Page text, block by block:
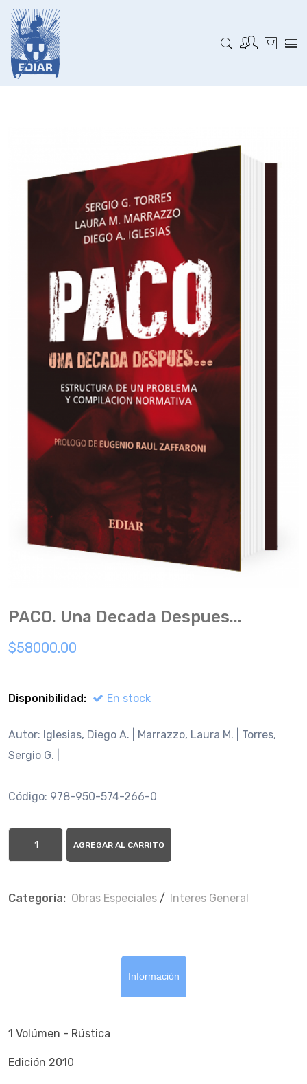
PACO. Una Decada Despues...
$58000.00
Disponibilidad: En stock
Autor: Iglesias, Diego A. | Marrazzo, Laura M. | Torres,
Sergio G. |
Código: 978-950-574-266-0
AGREGAR AL CARRITO
Categoria: Obras Especiales / Interes General
Información
1 Volúmen - Rústica
Edición 2010